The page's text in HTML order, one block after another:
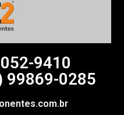
9410
99869-0285